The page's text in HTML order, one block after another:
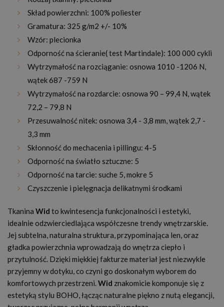
Skład powierzchni: 100% poliester
Gramatura: 325 g/m2 +/- 10%
Wzór: plecionka
Odporność na ścieranie( test Martindale): 100 000 cykli
Wytrzymałość na rozciąganie: osnowa 1010 -1206 N,
wątek 687 -759 N
Wytrzymałość na rozdarcie: osnowa 90 – 99,4 N, wątek
72,2 – 79,8 N
Przesuwalność nitek: osnowa 3,4 - 3,8 mm, wątek 2,7 -
3,3 mm
Skłonność do mechacenia i pillingu: 4-5
Odporność na światło sztuczne: 5
Odporność na tarcie: suche 5, mokre 5
Czyszczenie i pielęgnacja delikatnymi środkami
Tkanina Wid to kwintesencja funkcjonalności i estetyki,
idealnie odzwierciedlająca współczesne trendy wnętrzarskie.
Jej subtelna, naturalna struktura, przypominająca len, oraz
gładka powierzchnia wprowadzają do wnętrza ciepło i
przytulność. Dzięki miękkiej fakturze materiał jest niezwykle
przyjemny w dotyku, co czyni go doskonałym wyborem do
komfortowych przestrzeni.Wid znakomicie komponuje się z
estetyką stylu BOHO, łącząc naturalne piękno z nutą elegancji,